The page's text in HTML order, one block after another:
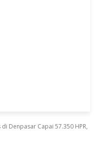
di Denpasar Capai 57.350 HPR,